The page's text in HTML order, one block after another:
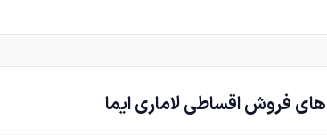
فروش اقساطی لاماری ایما